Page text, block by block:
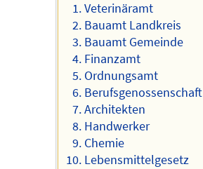
Veterinäramt
Bauamt Landkreis
Bauamt Gemeinde
Finanzamt
Ordnungsamt
Berufsgenossenschaft
Architekten
Handwerker
Chemie
Lebensmittelgesetz